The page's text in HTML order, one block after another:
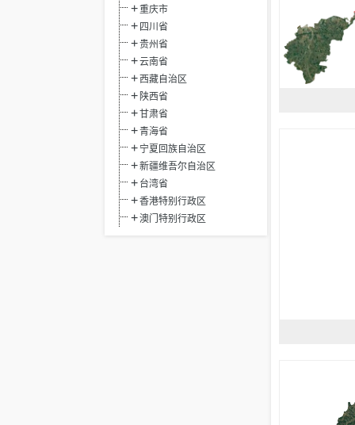
重庆市
四川省
贵州省
云南省
西藏自治区
陕西省
甘肃省
青海省
宁夏回族自治区
新疆维吾尔自治区
台湾省
香港特别行政区
澳门特别行政区